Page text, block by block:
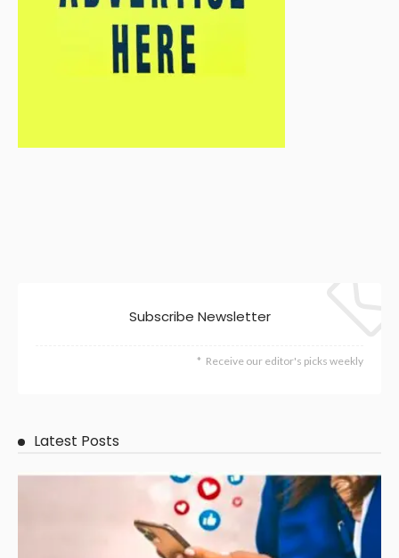
Subscribe Newsletter
Receive our editor's picks weekly
Latest Posts